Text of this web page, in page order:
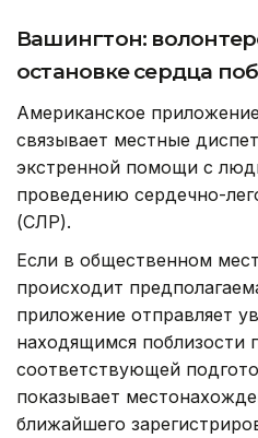
Вашингтон:
остановке сердца
Американское
связывает местные
экстренной помощи с
проведению сердечно-
(СЛР).
Если в общественном
происходит
приложение отправляет
находящимся поблизости
соответствующей
показывает
ближайшего